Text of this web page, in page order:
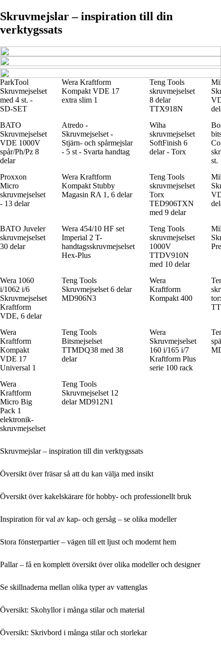
Skruvmejslar – inspiration till din
verktygssats
ParkTool
Skruvmejselset
med 4 st. -
SD-SET
Wera Kraftform
Kompakt VDE 17
extra slim 1
Teng Tools
skruvmejselset
8 delar
TTX918N
BATO
Skruvmejselset
VDE 1000V
spår/Ph/Pz 8
delar
Atredo -
Skruvmejselset -
Stjärn- och spårmejslar
- 5 st - Svarta handtag
Wiha
skruvmejselset
SoftFinish 6
delar - Torx
st.
Proxxon
Micro
skruvmejselset
- 13 delar
Wera Kraftform
Kompakt Stubby
Magasin RA 1, 6 delar
Teng Tools
skruvmejselset
Torx
TED906TXN
med 9 delar
BATO Juveler
skruvmejselset
30 delar
Wera 454/10 HF set
Imperial 2 T-
handtagsskruvmejselset
Hex-Plus
Teng Tools
skruvmejselset
1000V
TTDV910N
med 10 delar
Wera 1060
i/1062 i/6
Skruvmejselset
Kraftform
VDE, 6 delar
Teng Tools
Skruvmejselset 6 delar
MD906N3
Wera
Kraftform
Kompakt 400
Wera
Kraftform
Kompakt
VDE 17
Universal 1
Teng Tools
Bitsmejselset
TTMDQ38 med 38
delar
Wera
Skruvmejselset
160 i/165 i/7
Kraftform Plus
serie 100 rack
Wera
Kraftform
Micro Big
Pack 1
elektronik-
skruvmejselset
Teng Tools
Skruvmejselset 12
delar MD912N1
Skruvmejslar – inspiration till din verktygssats
Översikt över fräsar så att du kan välja med insikt
Översikt över kakelskärare för hobby- och professionellt bruk
Inspiration för val av kap- och gersåg – se olika modeller
Stora fönsterpartier – vägen till ett ljust och modernt hem
Pallar – få en komplett översikt över olika modeller och designer
Se skillnaderna mellan olika typer av vattenglas
Översikt: Skohyllor i många stilar och material
Översikt: Skrivbord i många stilar och storlekar